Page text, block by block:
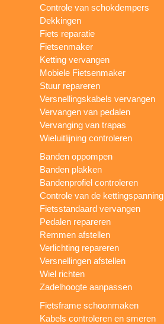
Controle van schokdempers
Dekkingen
Fiets reparatie
Fietsenmaker
Ketting vervangen
Mobiele Fietsenmaker
Stuur repareren
Versnellingskabels vervangen
Vervangen van pedalen
Vervanging van trapas
Wieluitlijning controleren
Banden oppompen
Banden plakken
Bandenprofiel controleren
Controle van de kettingspanning
Fietsstandaard vervangen
Pedalen repareren
Remmen afstellen
Verlichting repareren
Versnellingen afstellen
Wiel richten
Zadelhoogte aanpassen
Fietsframe schoonmaken
Kabels controleren en smeren